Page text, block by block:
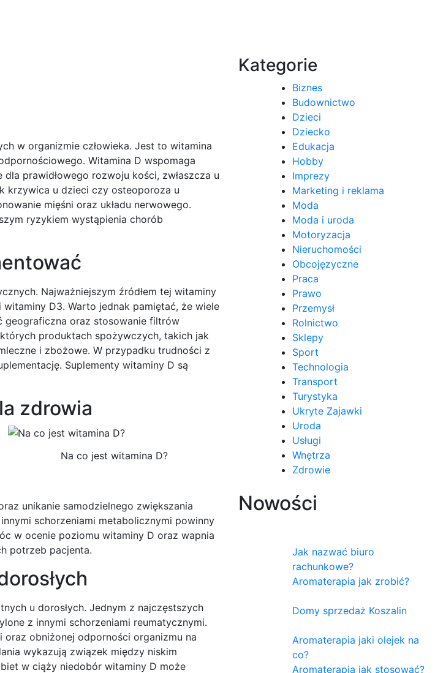
w organizmie człowieka. Jest to witamina
Witamina D wspomaga
prawidłowego rozwoju kości, zwłaszcza u
krzywica u dzieci czy osteoporoza u
mięśni oraz układu nerwowego.
ryzykiem wystąpienia chorób
Najważniejszym źródłem tej witaminy
D3. Warto jednak pamiętać, że wiele
geograficzna oraz stosowanie filtrów
produktach spożywczych, takich jak
i zbożowe. W przypadku trudności z
Suplementy witaminy D są
zdrowia
Na co jest witamina D?
unikanie samodzielnego zwiększania
schorzeniami metabolicznymi powinny
w ocenie poziomu witaminy D oraz wapnia
potrzeb pacjenta.
u dorosłych. Jednym z najczęstszych
z innymi schorzeniami reumatycznymi.
obniżonej odporności organizmu na
wykazują związek między niskim
w ciąży niedobór witaminy D może
Kategorie
Biznes
Budownictwo
Dzieci
Dziecko
Edukacja
Hobby
Imprezy
Marketing i reklama
Moda
Moda i uroda
Motoryzacja
Nieruchomości
Obcojęzyczne
Praca
Prawo
Przemysł
Rolnictwo
Sklepy
Sport
Technologia
Transport
Turystyka
Ukryte Zajawki
Uroda
Usługi
Wnętrza
Zdrowie
Nowości
Jak nazwać biuro
rachunkowe?
Aromaterapia jak zrobić?
Domy sprzedaż Koszalin
Aromaterapia jaki olejek na
co?
Aromaterapia jak stosować?